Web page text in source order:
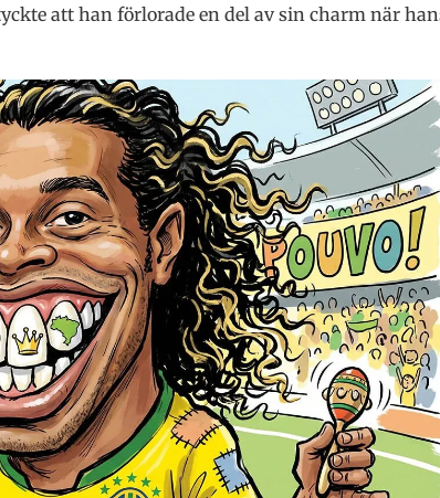
att han förlorade en del av sin charm när